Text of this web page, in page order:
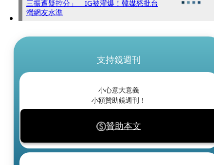
三振遭疑控分」 IG被灌爆！韓媒怒批台
灣網友水準
支持鏡週刊
小心意大意義
小額贊助鏡週刊！
贊助本文